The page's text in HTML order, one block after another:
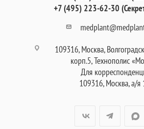
+7 (495) 223-62-30
109316, Москва,
корп.5, Технополис
Для
109316, Москва, а/я